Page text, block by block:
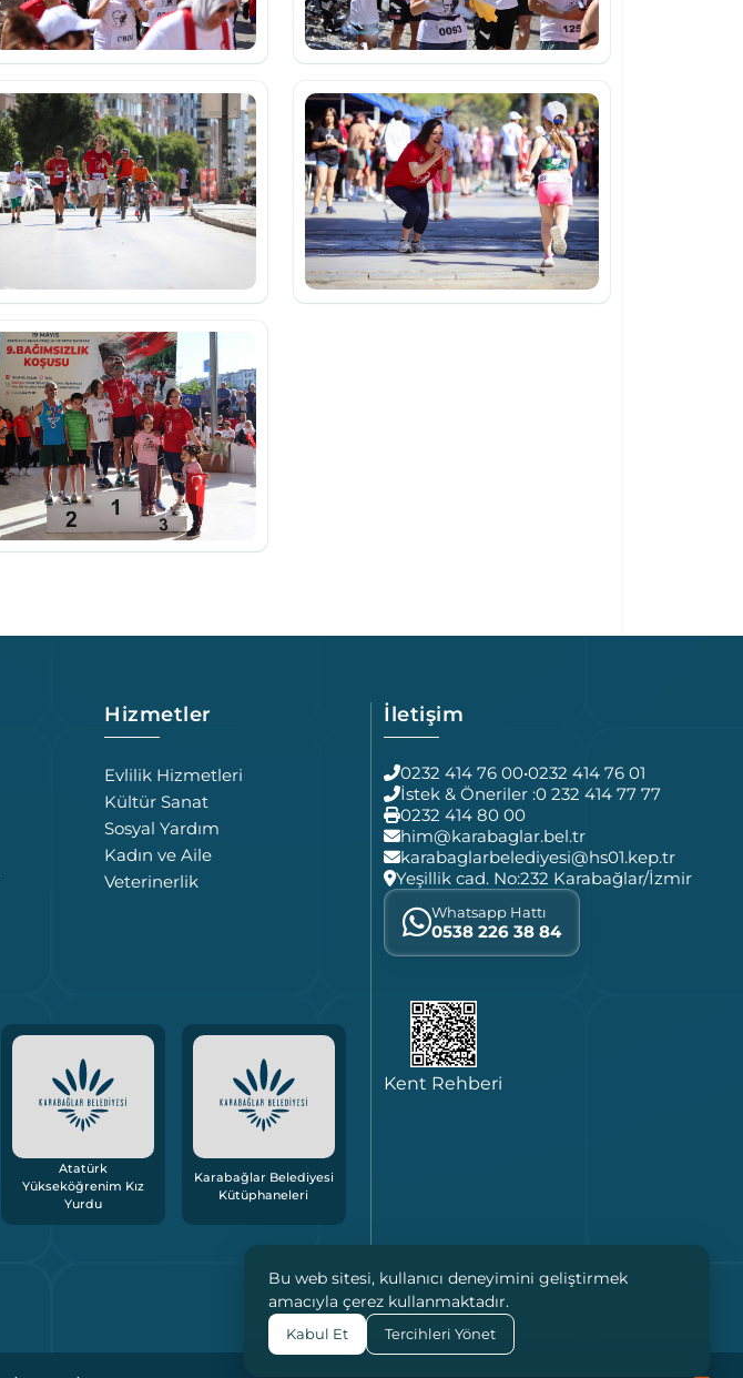
Hizmetler
Evlilik Hizmetleri
Kültür Sanat
Sosyal Yardım
Kadın ve Aile
Veterinerlik
Atatürk
Yükseköğrenim Kız
Yurdu
Karabağlar Belediyesi
Kütüphaneleri
İletişim
0232 414 76 00•0232 414 76 01
İstek & Öneriler :0 232 414 77 77
0232 414 80 00
him@karabaglar.bel.tr
karabaglarbelediyesi@hs01.kep.tr
Yeşillik cad. No:232 Karabağlar/İzmir
Whatsapp Hattı
0538 226 38 84
Kent Rehberi
Bu web sitesi, kullanıcı deneyimini geliştirmek
amacıyla çerez kullanmaktadır.
Kabul Et Tercihleri Yönet